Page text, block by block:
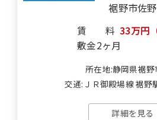
裾野市佐野
賃料 33万円
敷金2ヶ月
所在地:静岡県裾野
交通:ＪＲ御殿場線 裾野
詳細を見る